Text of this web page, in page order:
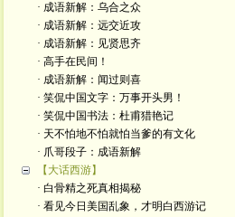
· 成语新解：乌合之众
· 成语新解：远交近攻
· 成语新解：见贤思齐
· 高手在民间！
· 成语新解：闻过则喜
· 笑侃中国文字：万事开头男！
· 笑侃中国书法：杜甫猎艳记
· 天不怕地不怕就怕当爹的有文化
· 爪哥段子：成语新解
【大话西游】
· 白骨精之死真相揭秘
· 看见今日美国乱象，才明白西游记